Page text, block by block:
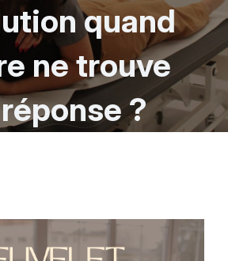
quand
ne trouve
?